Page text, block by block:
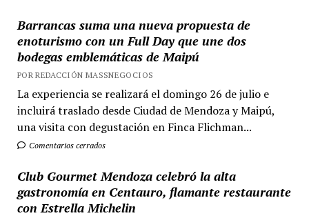
Barrancas suma una nueva propuesta de
enoturismo con un Full Day que une dos
bodegas emblemáticas de Maipú
POR REDACCIÓN MASSNEGOCIOS
La experiencia se realizará el domingo 26 de julio e
incluirá traslado desde Ciudad de Mendoza y Maipú,
una visita con degustación en Finca Flichman...
Comentarios cerrados
Club Gourmet Mendoza celebró la alta
gastronomía en Centauro, flamante restaurante
con Estrella Michelin